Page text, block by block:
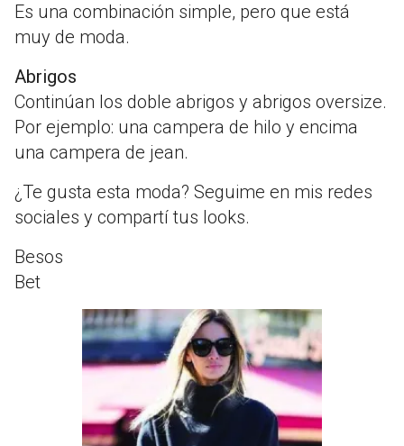
Es una combinación simple, pero que está
muy de moda.
Abrigos
Continúan los doble abrigos y abrigos oversize.
Por ejemplo: una campera de hilo y encima
una campera de jean.
¿Te gusta esta moda? Seguime en mis redes
sociales y compartí tus looks.
Besos
Bet